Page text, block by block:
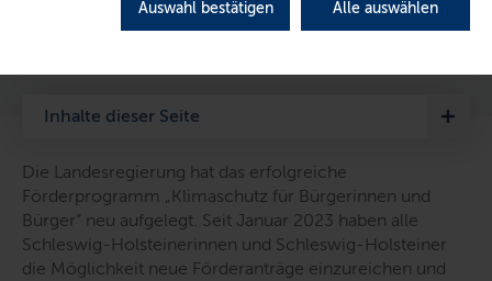
Auswahl bestätigen Alle auswählen
Inhalte dieser Seite
Die Landesregierung hat das erfolgreiche
Förderprogramm „Klimaschutz für Bürgerinnen und
Bürger“ neu aufgelegt. Seit Januar 2023 haben alle
Schleswig-Holsteinerinnen und Schleswig-Holsteiner
die Möglichkeit neue Förderanträge einzureichen und